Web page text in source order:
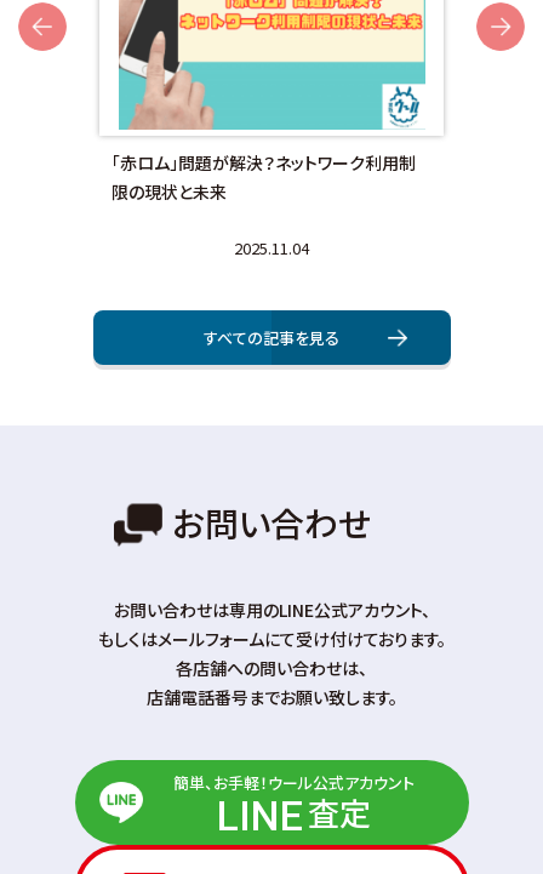
「赤ロム」問題が解決？ネットワーク利用制
限の現状と未来
2025.11.04
Next
すべての記事を⾒る
お問い合わせ
お問い合わせは専⽤のLINE公式アカウント、
もしくはメールフォームにて受け付けております。
各店舗への問い合わせは、
店舗電話番号までお願い致します。
簡単、お手軽！ウール公式アカウント
LINE査定